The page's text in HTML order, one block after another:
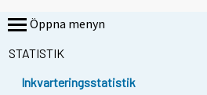
Öppna menyn
STATISTIK
Inkvarteringsstatistik